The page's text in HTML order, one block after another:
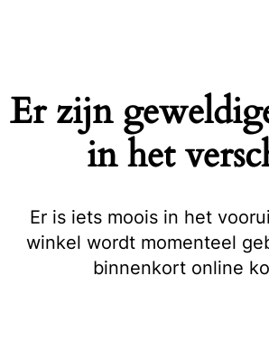
Er zijn
in het
Er is iets moois in het
winkel wordt momenteel
binnenkort online